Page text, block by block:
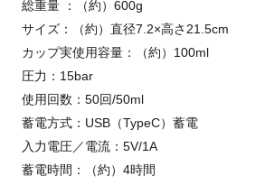
総重量 ：（約）600g
サイズ：（約）直径7.2×高さ21.5cm
カップ実使用容量：（約）100ml
圧力：15bar
使用回数：50回/50ml
蓄電方式：USB（TypeC）蓄電
入力電圧／電流：5V/1A
蓄電時間：（約）4時間